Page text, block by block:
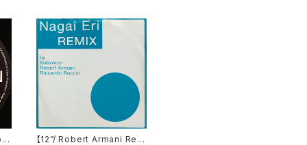
【12”/ Robert Armani Rem